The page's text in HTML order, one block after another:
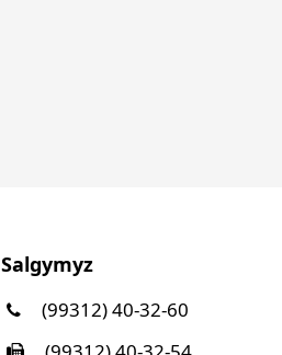
Salgymyz
(99312) 40-32-60